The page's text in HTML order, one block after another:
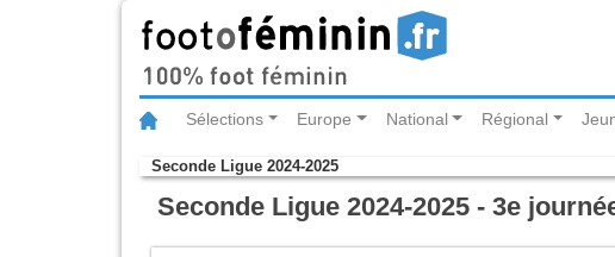
Sélections Europe National Régional
Seconde Ligue 2024-2025
Seconde Ligue 2024-2025 - 3e